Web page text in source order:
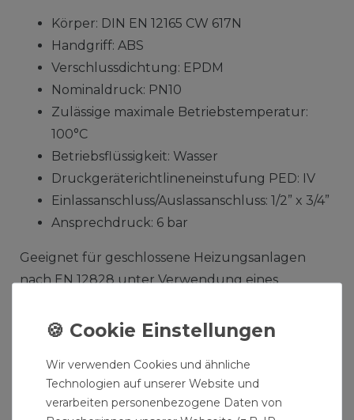
Körper: DIN EN 12165 CW 617N
Handgriff: ABS
Verschlussdichtung: EPDM
Nominaldruck: PN10
Zulässige maximale Betriebstemperatur:
100°C
Betriebsflüssigkeit: Wasser
Druckgeräterichtlineneinstufung PED: IV
Einlassanschluss/Auslassanschluss: 1/2” x 3/4”
Ansprechdruck: 6 bar
Geeignet für geschlossene Heizungsanlagen
nach EN 12828 unter Verwendung eines
Produktdaten:
IG-IG Anschlüsse
Ansprechdruck: 20%
Schließabweichung: 20%
Wir verwenden Cookies und ähnliche
Technologien auf unserer Website und
verarbeiten personenbezogene Daten von